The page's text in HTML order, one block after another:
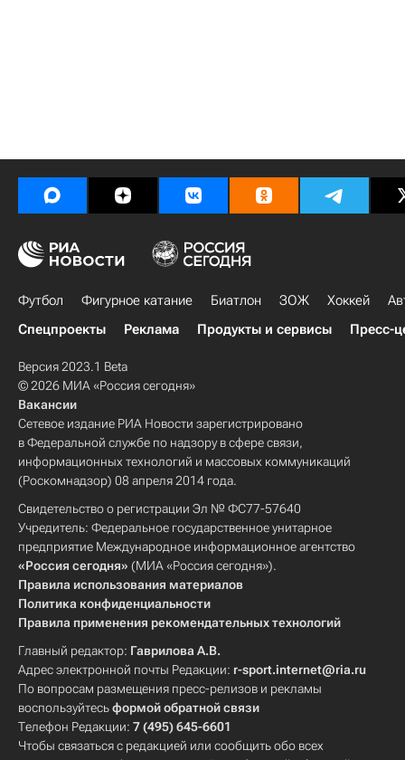
Футбол Фигурное катание Биатлон ЗОЖ Хоккей
Спецпроекты
Реклама Продукты и сервисы Пресс-
Версия 2023.1 Beta
© 2026 МИА «Россия сегодня»
Вакансии
Сетевое издание РИА Новости зарегистрировано
в Федеральной службе по надзору в сфере связи,
информационных технологий и массовых коммуникаций
(Роскомнадзор) 08 апреля 2014 года.
Свидетельство о регистрации Эл № ФС77-57640
Учредитель: Федеральное государственное унитарное
предприятие Международное информационное агентство
«Россия сегодня» (МИА «Россия сегодня»).
Правила использования материалов
Политика конфиденциальности
Правила применения рекомендательных технологий
Главный редактор: Гаврилова А.В.
Адрес электронной почты Редакции: r-sport.internet@ria.ru
По вопросам размещения пресс-релизов и рекламы
воспользуйтесьформой обратной связи
Телефон Редакции: 7 (495) 645-6601
Чтобы связаться с редакцией или сообщить обо всех